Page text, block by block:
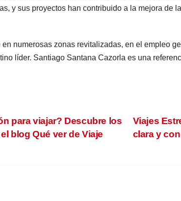
y sus proyectos han contribuido a la mejora de
numerosas zonas revitalizadas, en el empleo
líder. Santiago Santana Cazorla es una
Viajes
clara y
para viajar? Descubre los
blog Qué ver de Viaje